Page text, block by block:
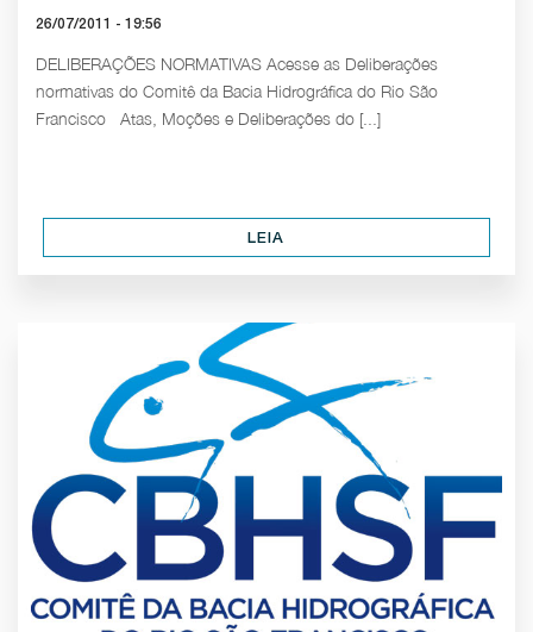
26/07/2011 - 19:56
DELIBERAÇÕES NORMATIVAS Acesse as Deliberações
normativas do Comitê da Bacia Hidrográfica do Rio São
Francisco Atas, Moções e Deliberações do [...]
LEIA